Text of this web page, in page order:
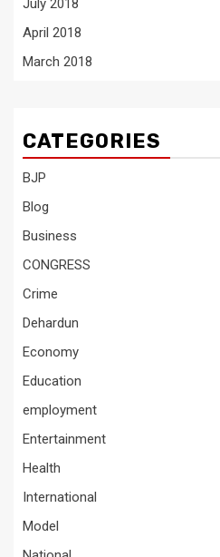
July 2018
April 2018
March 2018
CATEGORIES
BJP
Blog
Business
CONGRESS
Crime
Dehardun
Economy
Education
employment
Entertainment
Health
International
Model